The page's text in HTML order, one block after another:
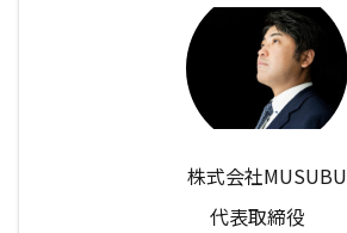
株式会社MUSUBU
代表取締役